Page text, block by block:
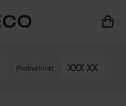
Postnummer XXX XX